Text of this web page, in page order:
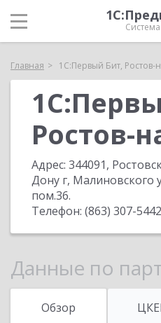
Главная 1С:Первый Бит, Ростов-
Ростов-
Адрес: 344091,
Дону г, Малиновского
пом.36.
Телефон: (863) 307-5442
Данные по
Обзор